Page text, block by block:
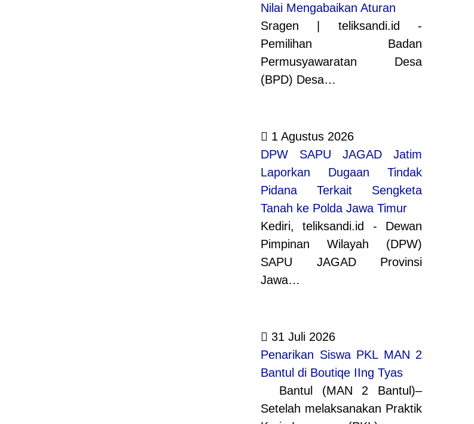
Nilai Mengabaikan Aturan
Sragen | teliksandi.id -
Pemilihan Badan
Permusyawaratan Desa
(BPD) Desa…
1 Agustus 2026
DPW SAPU JAGAD Jatim
Laporkan Dugaan Tindak
Pidana Terkait Sengketa
Tanah ke Polda Jawa Timur
Kediri, teliksandi.id - Dewan
Pimpinan Wilayah (DPW)
SAPU JAGAD Provinsi
Jawa…
31 Juli 2026
Penarikan Siswa PKL MAN 2
Bantul di Boutiqe IIng Tyas
Bantul (MAN 2 Bantul)–
Setelah melaksanakan Praktik